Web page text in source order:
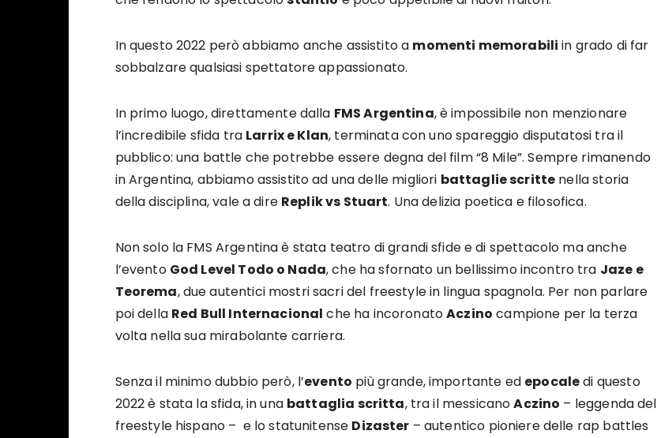
In questo 2022 però abbiamo anche assistito a momenti memorabili in grado di far
sobbalzare qualsiasi spettatore appassionato.
In primo luogo, direttamente dalla FMS Argentina, è impossibile non menzionare
l’incredibile sfida tra Larrix e Klan, terminata con uno spareggio disputatosi tra il
pubblico: una battle che potrebbe essere degna del film “8 Mile”. Sempre rimanendo
in Argentina, abbiamo assistito ad una delle migliori battaglie scritte nella storia
della disciplina, vale a dire Replik vs Stuart. Una delizia poetica e filosofica.
Non solo la FMS Argentina è stata teatro di grandi sfide e di spettacolo ma anche
l’evento God Level Todo o Nada, che ha sfornato un bellissimo incontro tra Jaze e
Teorema, due autentici mostri sacri del freestyle in lingua spagnola. Per non parlare
poi della Red Bull Internacional che ha incoronatoAczino campione per la terza
volta nella sua mirabolante carriera.
Senza il minimo dubbio però, l’evento più grande, importante ed epocaledi questo
2022 è stata la sfida, in una battaglia scritta, tra il messicanoAczino – leggenda del
freestyle hispano – e lo statunitense Dizaster – autentico pioniere delle rap battles